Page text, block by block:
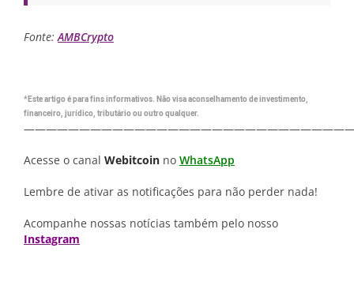
Fonte:AMBCrypto
*Este artigo é para fins informativos. Não visa aconselhamento de investimento,
financeiro, jurídico, tributário ou outro qualquer.
Acesse o canal Webitcoin no WhatsApp
Lembre de ativar as notificações para não perder nada!
Acompanhe nossas notícias também pelo nosso
Instagram